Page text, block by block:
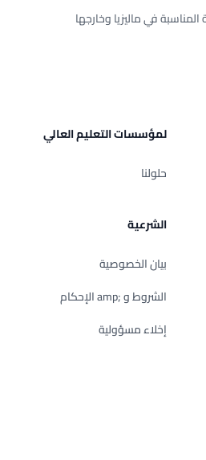
في ماليزيا وخارجها
لمؤسسات التعليم العالي
حلولنا
الشرعية
بيان الخصوصية
الشروط و ;amp الإحكام
إخلاء مسؤولية